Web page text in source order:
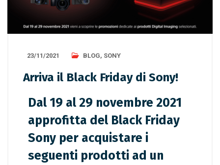
23/11/2021 BLOG, SONY
Arriva il Black Friday di Sony!
Dal 19 al 29 novembre 2021
approfitta del Black Friday
Sony per acquistare i
seguenti prodotti ad un